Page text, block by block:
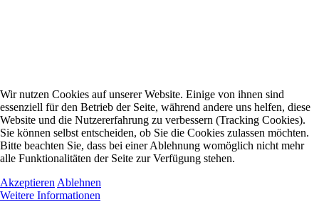
Wir nutzen Cookies auf unserer Website. Einige von ihnen sind
essenziell für den Betrieb der Seite, während andere uns helfen, diese
Website und die Nutzererfahrung zu verbessern (Tracking Cookies).
Sie können selbst entscheiden, ob Sie die Cookies zulassen möchten.
Bitte beachten Sie, dass bei einer Ablehnung womöglich nicht mehr
alle Funktionalitäten der Seite zur Verfügung stehen.
Akzeptieren Ablehnen
Weitere Informationen